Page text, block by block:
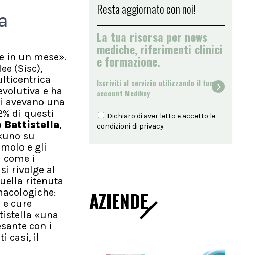
in un mese».
(Sisc),
e ha
avevano una
di questi
Battistella,
su
e gli
i
rivolge al
ritenuta
cure
«una
con i
casi, il
Resta aggiornato con noi!
La tua risorsa per news
mediche, riferimenti clinici
e formazione.
Iscriviti al servizio utilizzando il tuo
account Medikey
Dichiaro di aver letto e accetto le
condizioni di privacy
AZIENDE